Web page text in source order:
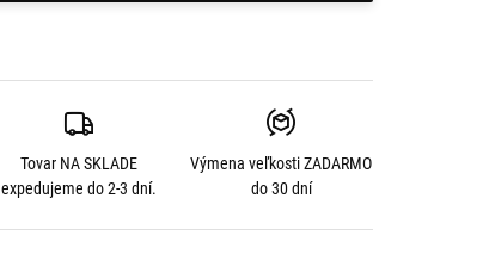
Tovar NA SKLADE
expedujeme do 2-3 dní.
Výmena veľkostiZADARMO
do 30 dní